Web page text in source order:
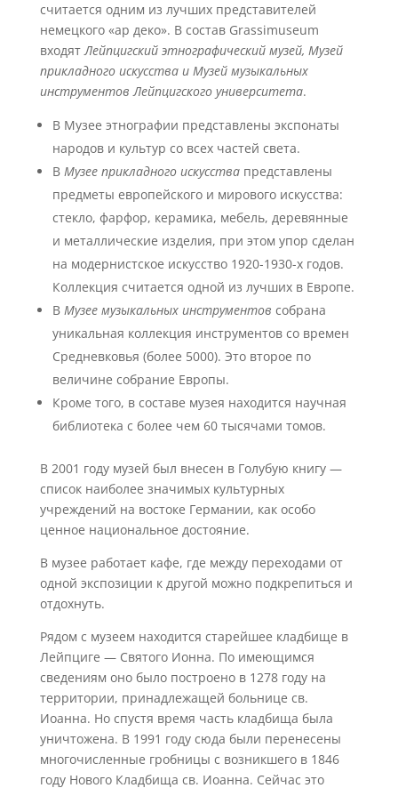
считается одним из лучших представителей
немецкого «ар деко». В состав Grassimuseum
входятЛейпцигский этнографический музей, Музей
прикладного искусства и Музей музыкальных
инструментов Лейпцигского университета.
В Музее этнографии представлены экспонаты
народов и культур со всех частей света.
В Музее прикладного искусствапредставлены
предметы европейского и мирового искусства:
стекло, фарфор, керамика, мебель, деревянные
и металлические изделия, при этом упор сделан
на модернистское искусство 1920-1930-х годов.
Коллекция считается одной из лучших в Европе.
В Музее музыкальных инструментов собрана
уникальная коллекция инструментов со времен
Средневковья (более 5000). Это второе по
величине собрание Европы.
Кроме того, в составе музея находится научная
библиотека с более чем 60 тысячами томов.
В 2001 году музей был внесен в Голубую книгу —
список наиболее значимых культурных
учреждений на востоке Германии, как особо
ценное национальное достояние.
В музее работает кафе, где между переходами от
одной экспозиции к другой можно подкрепиться и
отдохнуть.
Рядом с музеем находится старейшее кладбище в
Лейпциге — Святого Ионна. По имеющимся
сведениям оно было построено в 1278 году на
территории, принадлежащей больнице св.
Иоанна. Но спустя время часть кладбища была
уничтожена. В 1991 году сюда были перенесены
многочисленные гробницы с возникшего в 1846
году Нового Кладбища св. Иоанна. Сейчас это